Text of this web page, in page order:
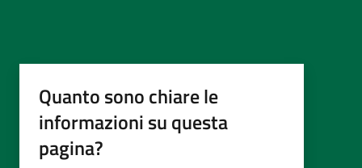
Quanto sono chiare le
informazioni su questa
pagina?